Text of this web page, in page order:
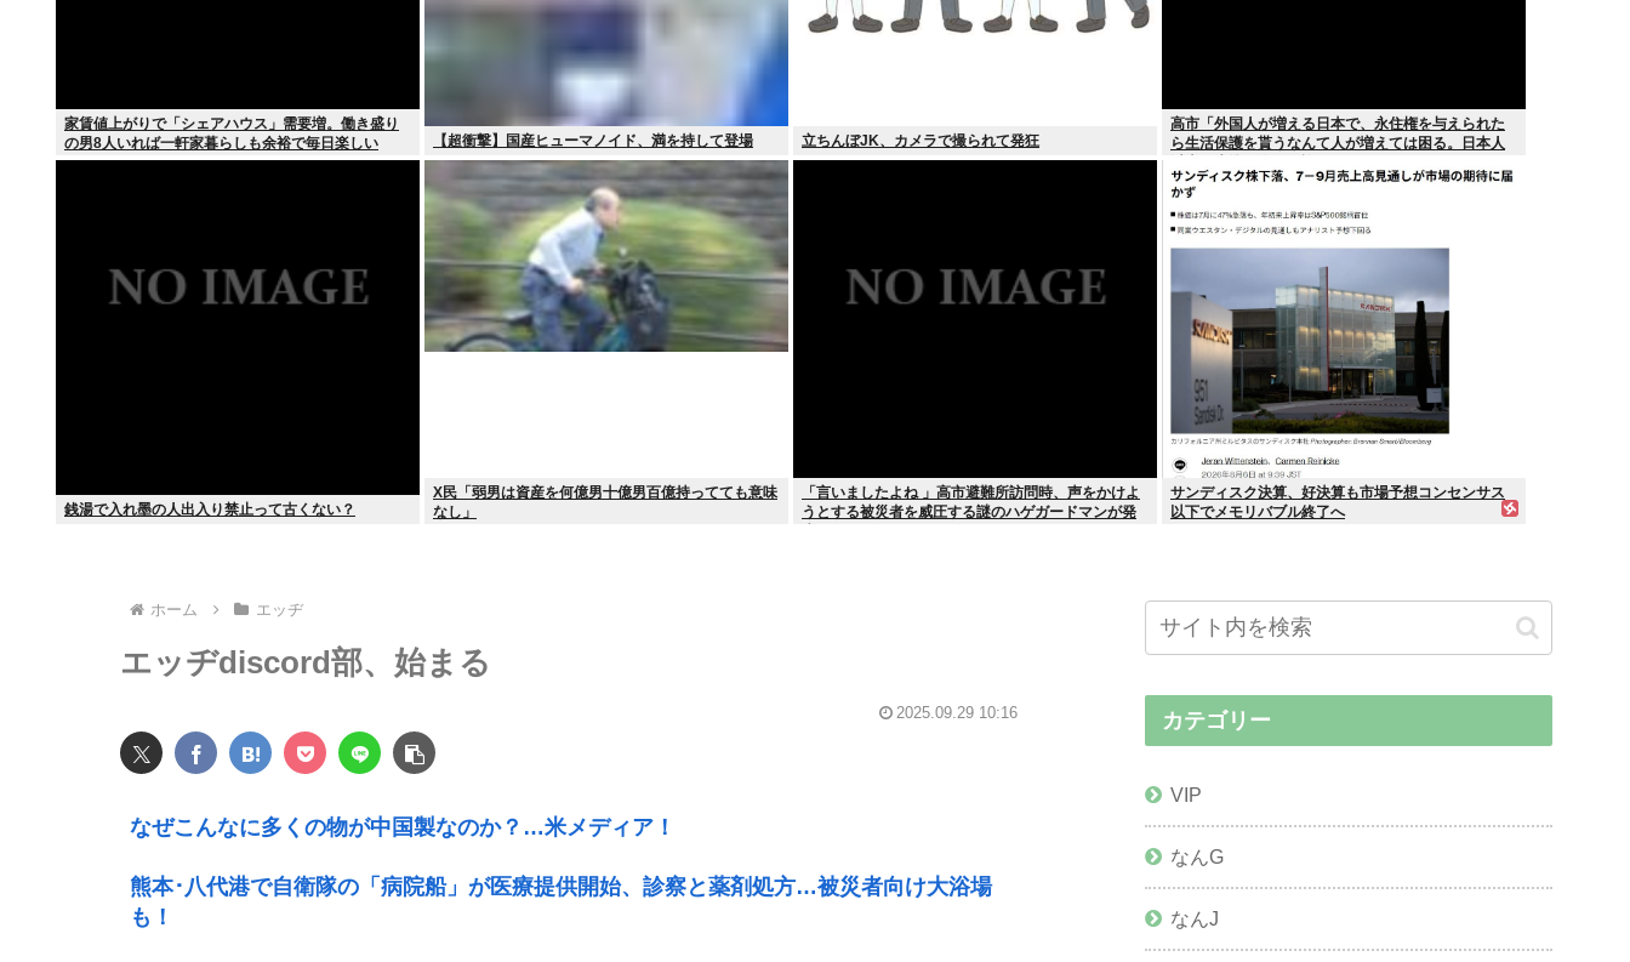
家賃値上がりで「シェアハウス」需要増。働き盛り
の男8人いれば一軒家暮らしも余裕で毎日楽しい
【超衝撃】国産ヒューマノイド、満を持して登場 立ちんぼJK、カメラで撮られて発狂
高市「外国人が増える日本で、永住権を与えられた
ら生活保護を貰うなんて人が増えては困る。日本人
銭湯で入れ墨の人出入り禁止って古くない？
X民「弱男は資産を何億男十億男百億持ってても意味
なし」
「言いましたよね 」高市避難所訪問時、声をかけよ
うとする被災者を威圧する謎のハゲガードマンが発
サンディスク決算、好決算も市場予想コンセンサス
以下でメモリバブル終了へ
ホーム エッヂ
エッヂdiscord部、始まる
2025.09.29 10:16
なぜこんなに多くの物が中国製なのか？…米メディア！
熊本･八代港で自衛隊の「病院船」が医療提供開始、診察と薬剤処方…被災者向け大浴場
も！
カテゴリー
VIP
なんG
なんJ